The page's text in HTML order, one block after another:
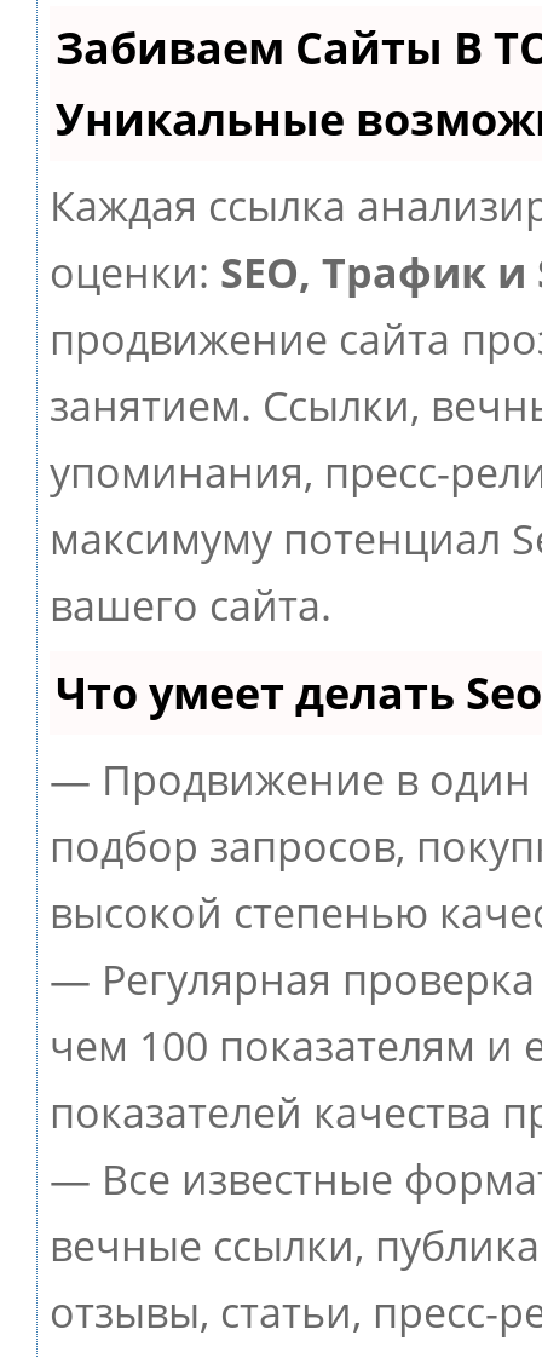
Забиваем Сайты В
Уникальные
Каждая ссылка
оценки: SEO, Трафик и
продвижение сайта
занятием. Ссылки,
упоминания, пресс-
максимуму потенциал
вашего сайта.
Что умеет делать
— Продвижение в один
подбор запросов,
высокой степенью
— Регулярная
чем 100 показателям и
показателей качества
— Все известные
вечные ссылки,
отзывы, статьи, пресс-